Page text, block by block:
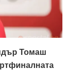
Томаш